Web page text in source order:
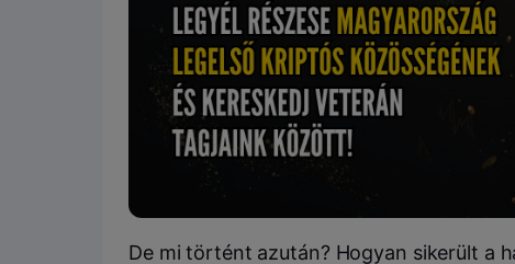
De mi történt azután? Hogyan sikerült a